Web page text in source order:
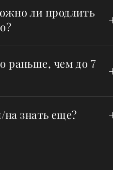
ли продлить
раньше, чем до 7
знать еще?